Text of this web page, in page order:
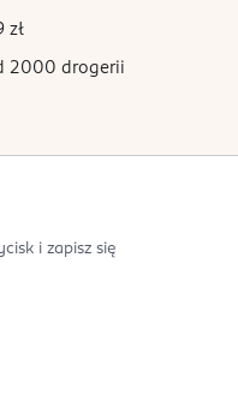
zł
2000 drogerii
i zapisz się